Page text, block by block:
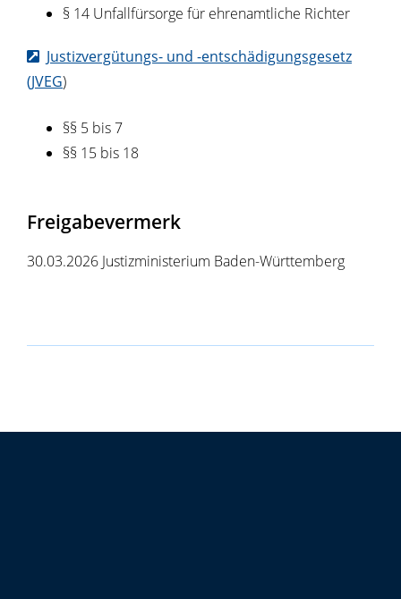
§ 14 Unfallfürsorge für ehrenamtliche Richter
Justizvergütungs- und -entschädigungsgesetz
(JVEG)
§§ 5 bis 7
§§ 15 bis 18
Freigabevermerk
30.03.2026 Justizministerium Baden-Württemberg